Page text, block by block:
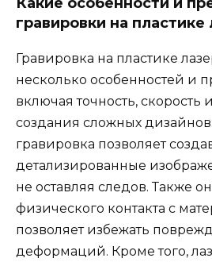
гравировки на пластике
Гравировка на пластике
несколько особенностей и
включая точность, скорость
создания сложных
гравировка позволяет
детализированные
не оставляя следов. Также
физического контакта с
позволяет избежать
деформаций. Кроме того,